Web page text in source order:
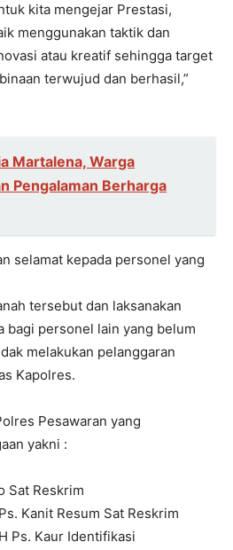
kita mengejar Prestasi,
menggunakan taktik dan
atau kreatif sehingga target
terwujud dan berhasil,”
Martalena, Warga
Pengalaman Berharga
selamat kepada personel yang
tersebut dan laksanakan
bagi personel lain yang belum
melakukan pelanggaran
Kapolres.
Pesawaran yang
yakni :
Sat Reskrim
Kanit Resum Sat Reskrim
Ps. Kaur Identifikasi